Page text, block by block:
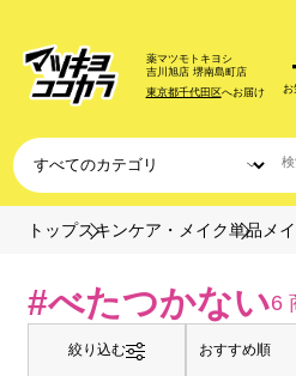
薬マツモトキヨシ
吉川旭店 堺南島町店
東京都千代田区へお届け お
トップスキンケア・メイク単品メ
#べたつかない6
絞り込む